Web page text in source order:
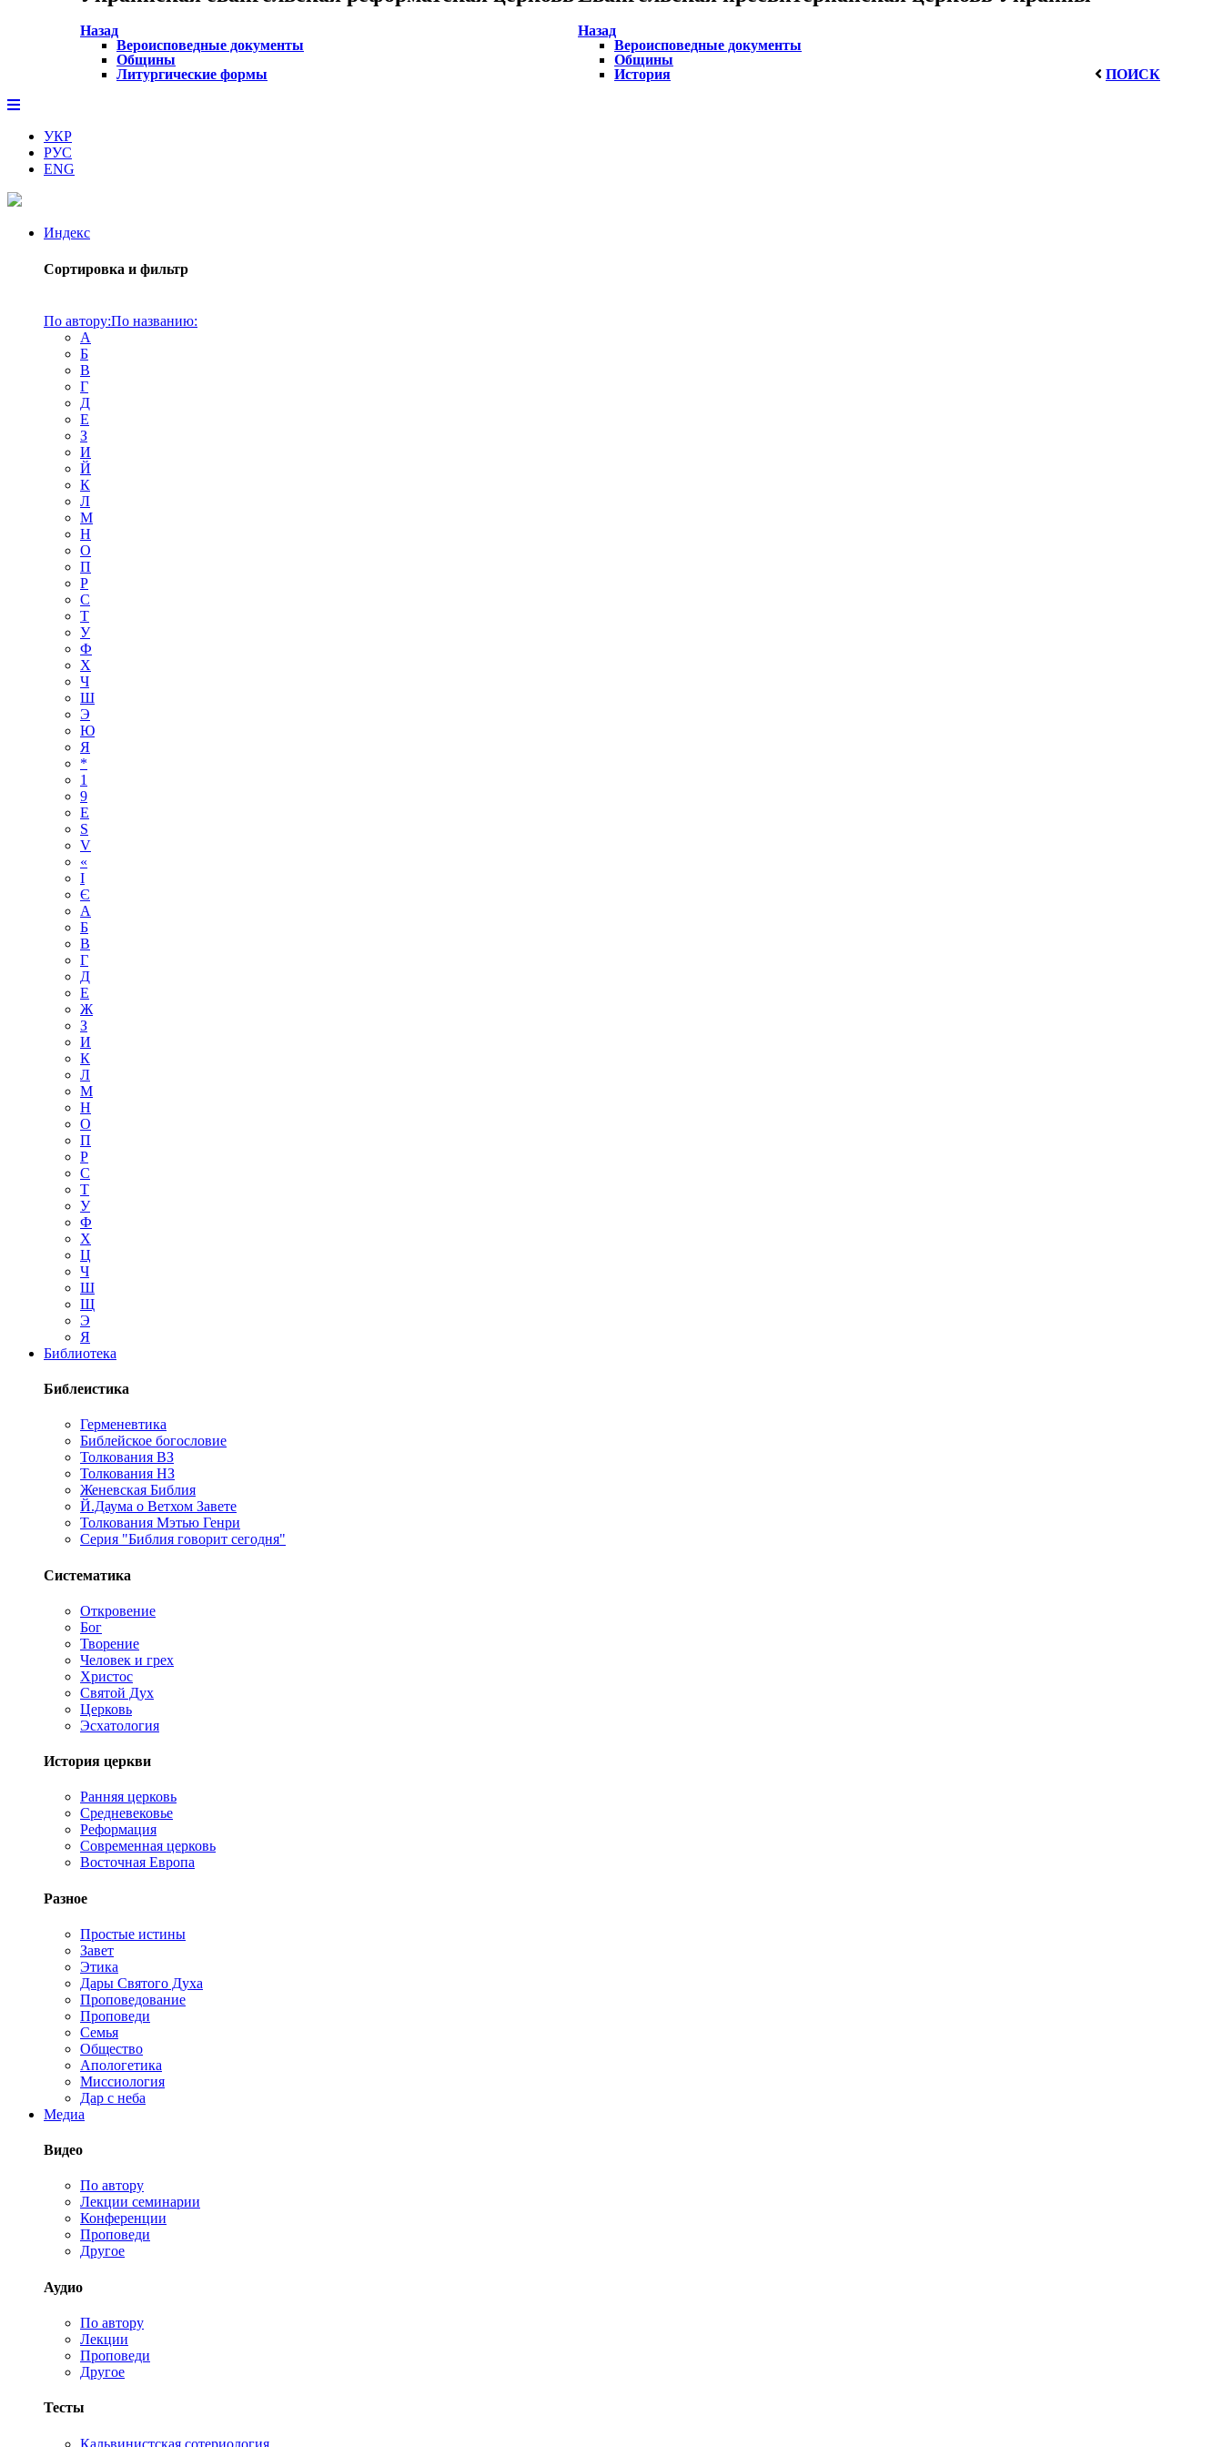
Назад
Вероисповедные документы
Общины
Литургические формы
Назад
Вероисповедные документы
Общины
История
ПОИСК
УКР
РУС
ENG
Индекс
Сортировка и фильтр
По автору:По названию:
А
Б
В
Г
Д
Е
З
И
Й
К
Л
М
Н
О
П
Р
С
Т
У
Ф
Х
Ч
Ш
Э
Ю
Я
*
1
9
E
S
V
«
І
Є
А
Б
В
Г
Д
Е
Ж
З
И
К
Л
М
Н
О
П
Р
С
Т
У
Ф
Х
Ц
Ч
Ш
Щ
Э
Я
Библиотека
Библеистика
Герменевтика
Библейское богословие
Толкования ВЗ
Толкования НЗ
Женевская Библия
Й.Даума о Ветхом Завете
Толкования Мэтью Генри
Серия "Библия говорит сегодня"
Систематика
Откровение
Бог
Творение
Человек и грех
Христос
Святой Дух
Церковь
Эсхатология
История церкви
Ранняя церковь
Средневековье
Реформация
Современная церковь
Восточная Европа
Разное
Простые истины
Завет
Этика
Дары Святого Духа
Проповедование
Проповеди
Семья
Общество
Апологетика
Миссиология
Дар с неба
Медиа
Видео
По автору
Лекции семинарии
Конференции
Проповеди
Другое
Аудио
По автору
Лекции
Проповеди
Другое
Тесты
Кальвинистская сотериология